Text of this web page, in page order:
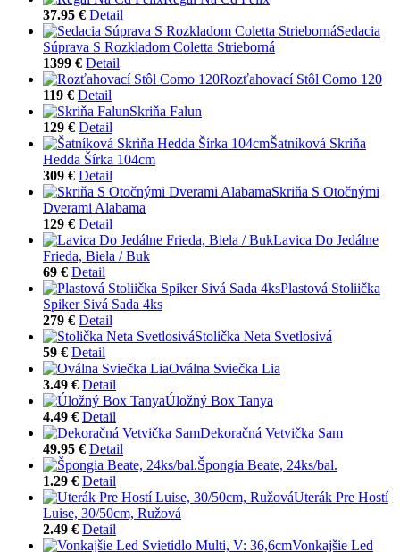
37.95 € Detail
Sedacia
Súprava S Rozkladom Coletta Strieborná
1399 € Detail
Rozťahovací Stôl Como 120
119 € Detail
Skriňa Falun
129 € Detail
Šatníková Skriňa
Hedda Šírka 104cm
309 € Detail
Skriňa S Otočnými
Dverami Alabama
129 € Detail
Lavica Do Jedálne
Frieda, Biela / Buk
69 € Detail
Plastová Stoliička
Spiker Sivá Sada 4ks
279 € Detail
Stolička Neta Svetlosivá
59 € Detail
Oválna Sviečka Lia
3.49 € Detail
Úložný Box Tanya
4.49 € Detail
Dekoračná Vetvička Sam
49.95 € Detail
Špongia Beate, 24ks/bal.
1.29 € Detail
Uterák Pre Hostí
Luise, 30/50cm, Ružová
2.49 € Detail
Vonkajšie Led